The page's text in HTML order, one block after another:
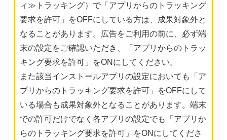
ィ≫トラッキング）で「アプリからのトラッキング
要求を許可」をOFFにしている方は、成果対象外と
なることがあります。広告をご利用の前に、必ず端
末の設定をご確認いただき、「アプリからのトラッ
キング要求を許可」をONにしてください。
また該当インストールアプリの設定においても「ア
プリからのトラッキング要求を許可」をOFFにして
いる場合も成果対象外となることがあります。端末
での許可だけでなく各アプリの設定でも「アプリか
らのトラッキング要求を許可」をONにしてくださ